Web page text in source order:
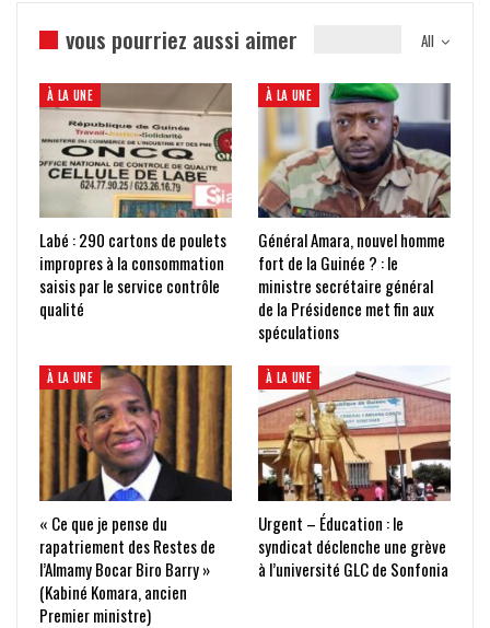
All
vous pourriez aussi aimer
À LA UNE
Labé : 290 cartons de poulets
impropres à la consommation
saisis par le service contrôle
qualité
À LA UNE
Général Amara, nouvel homme
fort de la Guinée ? : le
ministre secrétaire général
de la Présidence met fin aux
spéculations
À LA UNE
« Ce que je pense du
rapatriement des Restes de
l’Almamy Bocar Biro Barry »
(Kabiné Komara, ancien
Premier ministre)
À LA UNE
Urgent – Éducation : le
syndicat déclenche une grève
à l’université GLC de Sonfonia